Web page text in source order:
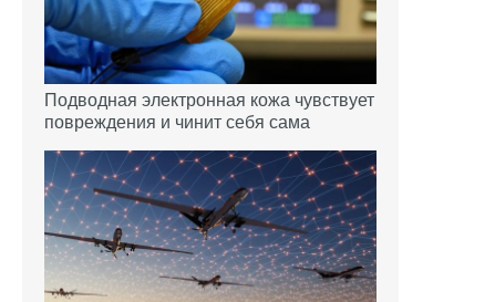
Подводная электронная кожа чувствует
повреждения и чинит себя сама